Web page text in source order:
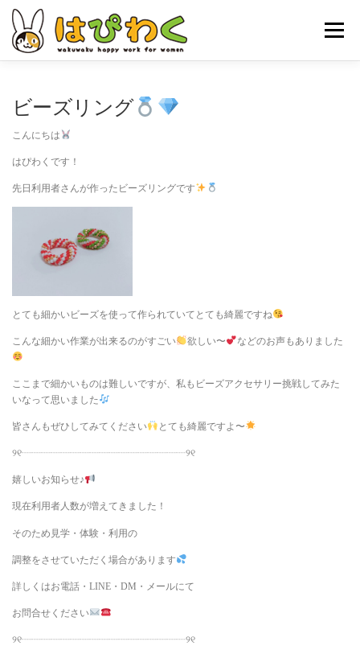
メニュー
ビーズリング
こんにちは
はぴわくです！
先日利用者さんが作ったビーズリングです
とても細かいビーズを使って作られていてとても綺麗ですね
こんな細かい作業が出来るのがすごい 欲しい〜 などのお声もありました
ここまで細かいものは難しいですが、私もビーズアクセサリー挑戦してみた
いなって思いました
皆さんもぜひしてみてください とても綺麗ですよ〜
୨୧┈┈┈┈┈┈┈┈┈┈┈┈┈┈┈┈┈୨୧
嬉しいお知らせ♪
現在利用者人数が増えてきました！
そのため見学・体験・利用の
調整をさせていただく場合があります
詳しくはお電話・LINE・DM・メールにて
お問合せください
୨୧┈┈┈┈┈┈┈┈┈┈┈┈┈┈┈┈┈୨୧